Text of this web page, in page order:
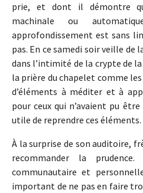
prie, et dont il démontre
machinale ou
approfondissement est sans
pas. En ce samedi soir veille de
dans l’intimité de la crypte de
la prière du chapelet comme
d’éléments à méditer et à
pour ceux qui n’avaient pu
utile de reprendre ces éléments.
À la surprise de son auditoire,
recommander la
communautaire et
important de ne pas en faire